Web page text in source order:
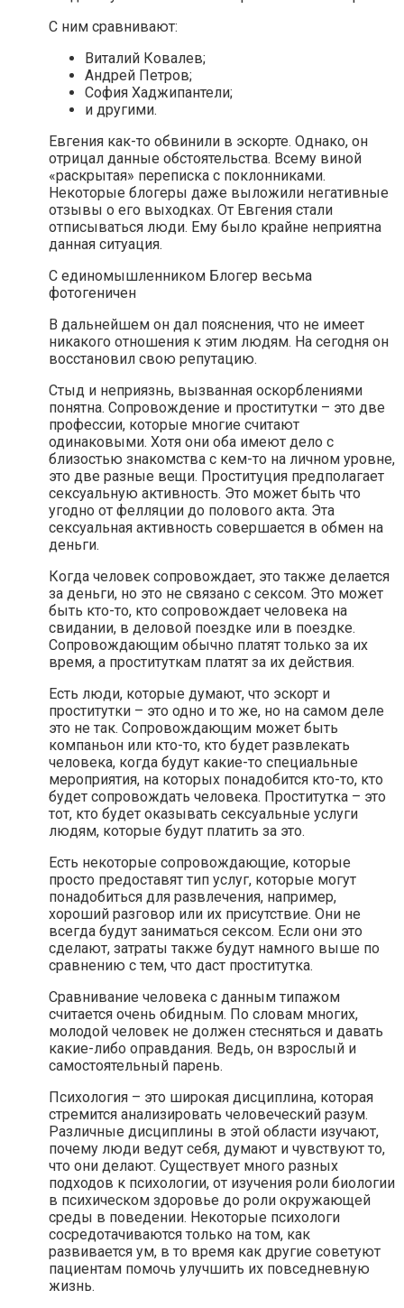
С ним сравнивают:
Виталий Ковалев;
Андрей Петров;
София Хаджипантели;
и другими.
Евгения как-то обвинили в эскорте. Однако, он
отрицал данные обстоятельства. Всему виной
«раскрытая» переписка с поклонниками.
Некоторые блогеры даже выложили негативные
отзывы о его выходках. От Евгения стали
отписываться люди. Ему было крайне неприятна
данная ситуация.
С единомышленником Блогер весьма
фотогеничен
В дальнейшем он дал пояснения, что не имеет
никакого отношения к этим людям. На сегодня он
восстановил свою репутацию.
Стыд и неприязнь, вызванная оскорблениями
понятна. Сопровождение и проститутки – это две
профессии, которые многие считают
одинаковыми. Хотя они оба имеют дело с
близостью знакомства с кем-то на личном уровне,
это две разные вещи. Проституция предполагает
сексуальную активность. Это может быть что
угодно от фелляции до полового акта. Эта
сексуальная активность совершается в обмен на
деньги.
Когда человек сопровождает, это также делается
за деньги, но это не связано с сексом. Это может
быть кто-то, кто сопровождает человека на
свидании, в деловой поездке или в поездке.
Сопровождающим обычно платят только за их
время, а проституткам платят за их действия.
Есть люди, которые думают, что эскорт и
проститутки – это одно и то же, но на самом деле
это не так. Сопровождающим может быть
компаньон или кто-то, кто будет развлекать
человека, когда будут какие-то специальные
мероприятия, на которых понадобится кто-то, кто
будет сопровождать человека. Проститутка – это
тот, кто будет оказывать сексуальные услуги
людям, которые будут платить за это.
Есть некоторые сопровождающие, которые
просто предоставят тип услуг, которые могут
понадобиться для развлечения, например,
хороший разговор или их присутствие. Они не
всегда будут заниматься сексом. Если они это
сделают, затраты также будут намного выше по
сравнению с тем, что даст проститутка.
Сравнивание человека с данным типажом
считается очень обидным. По словам многих,
молодой человек не должен стесняться и давать
какие-либо оправдания. Ведь, он взрослый и
самостоятельный парень.
Психология – это широкая дисциплина, которая
стремится анализировать человеческий разум.
Различные дисциплины в этой области изучают,
почему люди ведут себя, думают и чувствуют то,
что они делают. Существует много разных
подходов к психологии, от изучения роли биологии
в психическом здоровье до роли окружающей
среды в поведении. Некоторые психологи
сосредотачиваются только на том, как
развивается ум, в то время как другие советуют
пациентам помочь улучшить их повседневную
жизнь.